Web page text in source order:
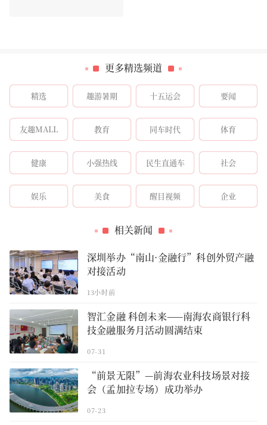
更多精选频道
精选 趣游暑期 十五运会 要闻
友趣MALL 教育 同车时代 体育
健康 小强热线 民生直通车 社会
娱乐 美食 醒目视频 企业
相关新闻
深圳举办“南山·金融行”科创外贸产融
对接活动
13小时前
智汇金融 科创未来——南海农商银行科
技金融服务月活动圆满结束
07-31
“前景无限”—前海农业科技场景对接
会（孟加拉专场）成功举办
07-23